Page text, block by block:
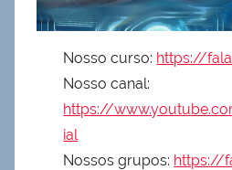
Nosso curso: https://
Nosso canal:
https://
ial
Nossos grupos: https://